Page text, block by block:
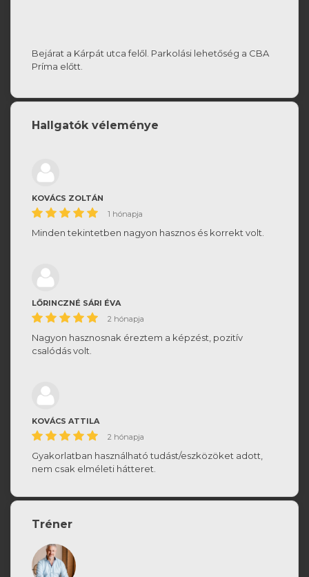
Bejárat a Kárpát utca felől. Parkolási lehetőség a CBA
Príma előtt.
Hallgatók véleménye
KOVÁCS ZOLTÁN
1 hónapja
Minden tekintetben nagyon hasznos és korrekt volt.
LŐRINCZNÉ SÁRI ÉVA
2 hónapja
Nagyon hasznosnak éreztem a képzést, pozitív
csalódás volt.
KOVÁCS ATTILA
2 hónapja
Gyakorlatban használható tudást/eszközöket adott,
nem csak elméleti hátteret.
Tréner